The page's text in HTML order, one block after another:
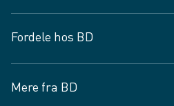
Spørgsmål og svar
Job og karriere
Fødevarekontrolrapport
Privatlivspolitik
Cookies
Vilkår og betingelser
Fordele hos BD
BD app
Mere fra BD